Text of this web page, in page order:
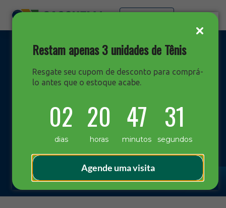
Restam apenas 3 unidades de Tênis
Resgate seu cupom de desconto para comprá-
lo antes que o estoque acabe.
02
dias
20
horas
47
minutos
31
segundos
Agende uma visita
Blog Sacchelli